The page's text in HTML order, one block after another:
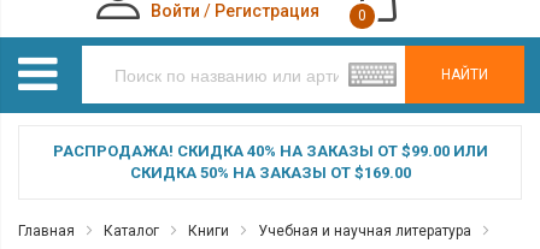
НАЙТИ
Войти / Регистрация 0
РАСПРОДАЖА! СКИДКА 40% НА ЗАКАЗЫ ОТ $99.00 ИЛИ
СКИДКА 50% НА ЗАКАЗЫ ОТ $169.00
Главная Каталог Книги
Учебная и научная литература